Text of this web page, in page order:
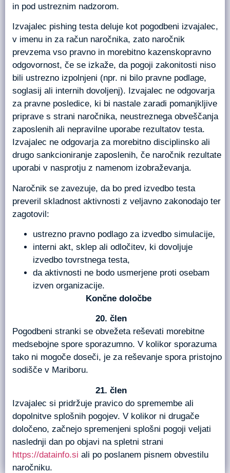
in pod ustreznim nadzorom.
Izvajalec pishing testa deluje kot pogodbeni izvajalec,
v imenu in za račun naročnika, zato naročnik
prevzema vso pravno in morebitno kazenskopravno
odgovornost, če se izkaže, da pogoji zakonitosti niso
bili ustrezno izpolnjeni (npr. ni bilo pravne podlage,
soglasij ali internih dovoljenj). Izvajalec ne odgovarja
za pravne posledice, ki bi nastale zaradi pomanjkljive
priprave s strani naročnika, neustreznega obveščanja
zaposlenih ali nepravilne uporabe rezultatov testa.
Izvajalec ne odgovarja za morebitno disciplinsko ali
drugo sankcioniranje zaposlenih, če naročnik rezultate
uporabi v nasprotju z namenom izobraževanja.
Naročnik se zavezuje, da bo pred izvedbo testa
preveril skladnost aktivnosti z veljavno zakonodajo ter
zagotovil:
ustrezno pravno podlago za izvedbo simulacije,
interni akt, sklep ali odločitev, ki dovoljuje
izvedbo tovrstnega testa,
da aktivnosti ne bodo usmerjene proti osebam
izven organizacije.
Končne določbe
člen
Pogodbeni stranki se obvežeta reševati morebitne
medsebojne spore sporazumno. V kolikor sporazuma
tako ni mogoče doseči, je za reševanje spora pristojno
sodišče v Mariboru.
člen
Izvajalec si pridržuje pravico do spremembe ali
dopolnitve splošnih pogojev. V kolikor ni drugače
določeno, začnejo spremenjeni splošni pogoji veljati
naslednji dan po objavi na spletni strani
https://datainfo.si ali po poslanem pisnem obvestilu
naročniku.